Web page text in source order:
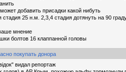
добавить присадки какой нибуть
25 н.м. 2,3,4 стадия дотянуть на 90
мнение
болтов 16 клаппанной головы
покупать донора
видал репортаж